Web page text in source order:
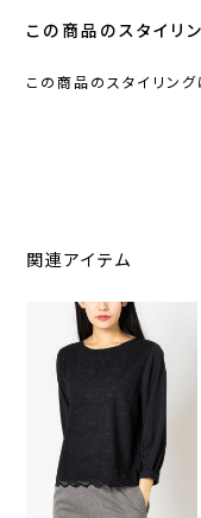
この商品のスタイリ
この商品のスタイリン
関連アイテム